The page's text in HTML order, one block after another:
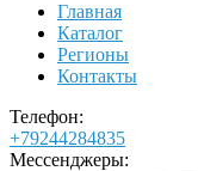
Главная
Каталог
Регионы
Контакты
Телефон:
+79244284835
Мессенджеры: